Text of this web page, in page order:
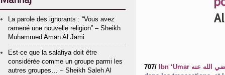
707/ Ibn ‘Umar
La parole des ignorants : “Vous avez
ramené une nouvelle religion” – Sheikh
Muhammed Aman Al Jami
Est-ce que la salafiya doit être
considérée comme un groupe parmi les
autres groupes… – Sheikh Saleh Al